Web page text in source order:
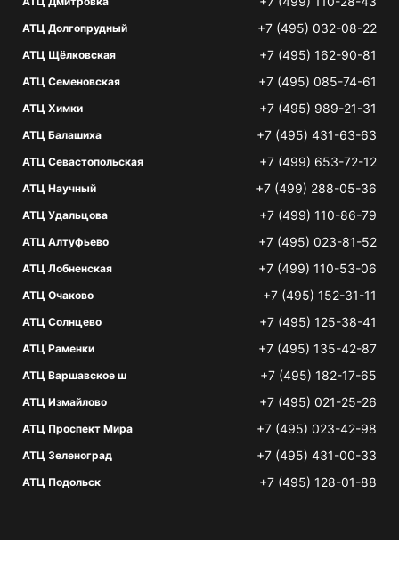
АТЦ Долгопрудный +7 (495) 032-08-22
АТЦ Щёлковская +7 (495) 162-90-81
АТЦ Семеновская +7 (495) 085-74-61
АТЦ Химки +7 (495) 989-21-31
АТЦ Балашиха +7 (495) 431-63-63
АТЦ Севастопольская +7 (499) 653-72-12
АТЦ Научный +7 (499) 288-05-36
АТЦ Удальцова +7 (499) 110-86-79
АТЦ Алтуфьево +7 (495) 023-81-52
АТЦ Лобненская +7 (499) 110-53-06
АТЦ Очаково +7 (495) 152-31-11
АТЦ Солнцево +7 (495) 125-38-41
АТЦ Раменки +7 (495) 135-42-87
АТЦ Варшавское ш +7 (495) 182-17-65
АТЦ Измайлово +7 (495) 021-25-26
АТЦ Проспект Мира +7 (495) 023-42-98
АТЦ Зеленоград +7 (495) 431-00-33
АТЦ Подольск +7 (495) 128-01-88